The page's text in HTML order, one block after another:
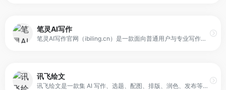
笔灵AI写作
笔灵AI写作官网（ibiling.cn）是一款面向普通用户与专业写作者的 AI 写作助手与智能工具平台，定位于“提高写作效率”的在线服务。平台提供包括文章改写、论文辅助、商业计划书撰写在内的多种写作支持功能，覆盖学术写作与商业文案两类主流写作需求。
讯飞绘文
讯飞绘文是一款集 AI 写作、选题、配图、排版、润色、发布等功能于一体的智能创作平台，定位为内容创作流程一体化工具。它面向企业公众号、头条、新闻等场景，帮助用户在同一平台内完成从选题到发布的全流程操作。平台的核心目标是通过 AI 赋能创作环节，提高稿件产出速度与质量稳定性。